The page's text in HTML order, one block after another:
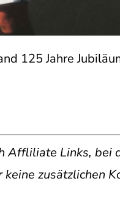
125 Jahre
Affliliate Links, bei
zusätzlichen